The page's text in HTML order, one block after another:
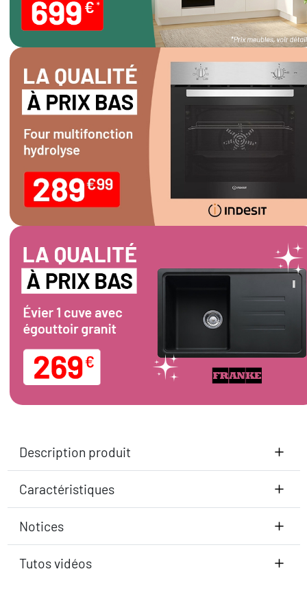
Description produit
Caractéristiques
Notices
Tutos vidéos